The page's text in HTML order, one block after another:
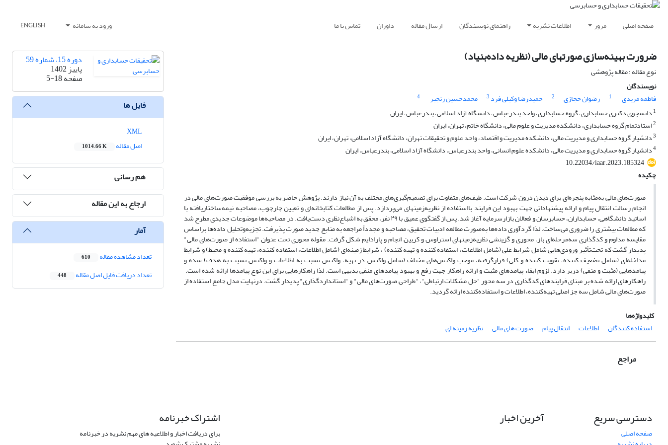
صفحه اصلی مرور اطلاعات نشریه راهنمای نویسندگان ارسال مقاله داوران تماس با ما ورود به سامانه ENGLISH
ضرورت بهینه‌سازی صورتهای مالی (نظریه داده‌بنیاد)
نوع مقاله : مقاله پژوهشی
نویسندگان
فاطمه مریدی
1 رضوان حجازی 2 حمیدرضا وکیلی فرد 3 محمدحسین رنجبر
4
1 دانشجوی دکتری حسابداری، گروه حسابداری، واحد بندرعباس، دانشگاه آزاد اسلامی، بندرعباس، ایران
2استادتمام گروه حسابداری، دانشکده مدیریت و علوم مالی، دانشگاه خاتم، تهران، ایران
3دانشیار گروه حسابداری و مدیریت مالی، دانشکده مدیریت و اقتصاد، واحد علوم و تحقیقات تهران، دانشگاه آزاد اسلامی، تهران، ایران
4دانشیار گروه حسابداری و مدیریت مالی، دانشکده علوم انسانی، واحد بندرعباس، دانشگاه آزاد اسلامی، بندرعباس، ایران
10.22034/iaar.2023.185324
چکیده
صورت‌های مالی به‌مثابه پنجره‌ای برای دیدن درون شرکت است. طیف‌های متفاوت برای تصمیم‌گیری‌های مختلف به آن نیاز دارند. پژوهش حاضر به بررسی موفقیت صورت‌های مالی در
انجام رسالت انتقال پیام و ارائه پیشنهاداتی جهت بهبود این فرایند بااستفاده از نظریه‌زمینه­ای می‌پردازد. پس از مطالعات کتابخانه‌ای و تعیین چارچوب، مصاحبه نیمه‌ساختار‌یافته با
اساتید دانشگاهی، حسابداران، حسابرسان و فعالان بازار‌سرمایه آغاز شد. پس از گفتگوی عمیق با ۲۹ نفر، محقق به اشباع‌نظری دست‌یافت. در مصاحبه‌ها موضوعات جدیدی مطرح شد
که مطالعات بیشتری را ضروری می‌ساخت. لذا گرد‌آوری داده‌ها به‌صورت مطالعه ادبیات تحقیق، مصاحبه و مجدداً مراجعه به منابع جدید صورت پذیرفت. تجزیه‌و‌تحلیل داده‌ها بر‌اساس
مقایسه مداوم و کد‌گذاری سه‌مرحله‌ای باز، محوری و گزینشی نظریه‌زمینه­ای استراوس و کربین انجام و پارادایم شکل گرفت. مقوله محوری تحت عنوان "استفاده از صورت‌های مالی"
پدیدار گشت که تحت‌تأثیر ورودی‌هایی شامل شرایط علی (شامل اطلاعات، استفاده کننده و تهیه کننده) ، شرایط زمینه‌ای (شامل اطلاعات، استفاده کننده، تهیه کننده و محیط) و شرایط
مداخله‌ای (شامل تضعیف کننده، تقویت کننده و کلی) قرار‌گرفته، موجب واکنش‌های مختلف (شامل واکنش در تهیه، واکنش نسبت به اطلاعات و واکنش نسبت به هدف) شده و
پیامد‌هایی (مثبت و منفی) در‌بر دارد. لزوم ابقاء پیامد‌های مثبت و ارائه راهکار جهت رفع و بهبود پیامدهای منفی بدیهی است. لذا راهکارهایی برای این نوع پیامدها ارائه شده است.
راهکارهای ارائه شده بر مبنای فرایندهای کدگذاری در سه محور "حل مشکلات ارتباطی"، "طراحی صورت‌های مالی" و "استانداردگذاری" پدیدار گشت. درنهایت مدل جامع استفاده از
صورت‌های مالی شامل سه جز اصلی تهیه‌کننده، اطلاعات و استفاده‌کننده ارائه گردید.
کلیدواژه‌ها
استفاده کنندگان
اطلاعات انتقال پیام صورت های مالی نظریه زمینه ای
مراجع
دوره 15، شماره 59
پاییز 1402
صفحه5-18
فایل ها
اصل مقاله
1014.66 K
هم رسانی
ارجاع به این مقاله
آمار
تعداد مشاهده مقاله 610
تعداد دریافت فایل اصل مقاله 448
دسترسی سریع
صفحه اصلی
آخرین اخبار اشتراک خبرنامه
برای دریافت اخبار و اطلاعیه های مهم نشریه در خبرنامه